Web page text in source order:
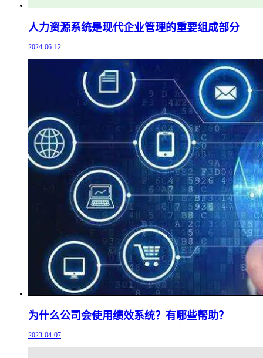
人力资源系统是现代企业管理的重要组成部分
2024-06-12
为什么公司会使用绩效系统？有哪些帮助？
2023-04-07